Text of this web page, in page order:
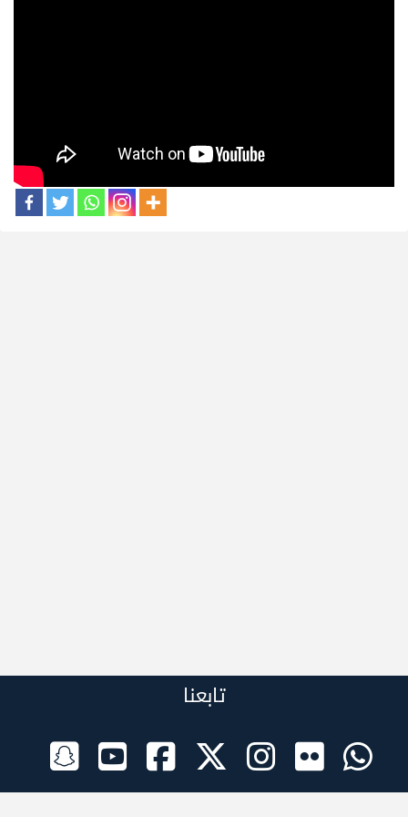
تابعنا